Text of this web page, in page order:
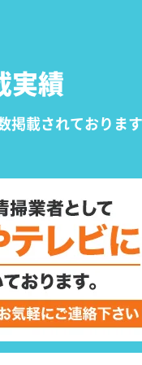
実績
掲載されておりま